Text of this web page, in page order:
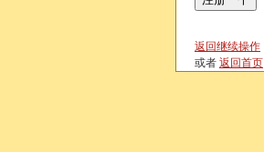
返回继续操作
或者 返回首页